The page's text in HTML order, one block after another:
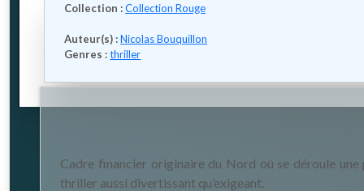
Collection :Collection Rouge
Auteur(s) :Nicolas Bouquillon
Genres :thriller
Cadre financier originaire du Nord où se déroule
thriller aussi divertissant qu’exigeant.